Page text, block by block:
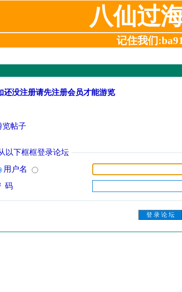
八仙过
记住我们
还没注册请先注册会员才能游览
览帖子
以下框框登录论坛
用户名
码